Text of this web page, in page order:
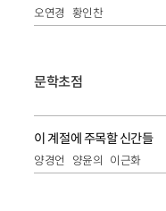
오연경 황인찬
문학초점
이 계절에 주목할 신간들
양경언 양윤의 이근화